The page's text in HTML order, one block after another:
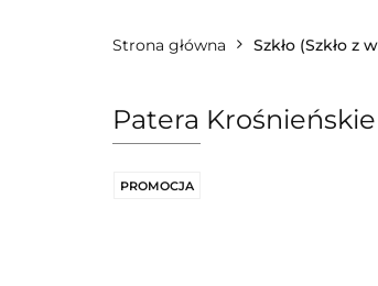
Promo
Strona główna Szkło (Szkło
Patera Krośnieńskie
PROMOCJA